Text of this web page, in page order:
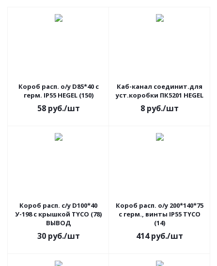
Короб расп. о/у D85*40 с
герм. IP55 HEGEL (150)
58руб./шт
Каб-канал соединит.для
уст.коробки ПК5201 HEGEL
8 руб./шт
Короб расп. с/у D100*40
У-198 с крышкой TYСO (78)
ВЫВОД
30руб./шт
Короб расп. о/у 200*140*75
с герм., винты IP55 TYСO
(14)
414руб./шт